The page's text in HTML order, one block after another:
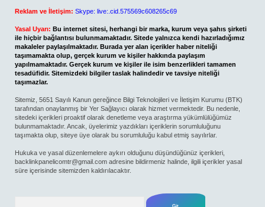
Reklam ve İletişim: Skype: live:.cid.575569c608265c69
Yasal Uyarı: Bu internet sitesi, herhangi bir marka, kurum veya şahıs şirketi
ile hiçbir bağlantısı bulunmamaktadır. Sitede yalnızca kendi hazırladığımız
makaleler paylaşılmaktadır. Burada yer alan içerikler haber niteliği
taşımamakta olup, gerçek kurum ve kişiler hakkında paylaşım
yapılmamaktadır. Gerçek kurum ve kişiler ile isim benzerlikleri tamamen
tesadüfidir. Sitemizdeki bilgiler taslak halindedir ve tavsiye niteliği
taşımazlar.
Sitemiz, 5651 Sayılı Kanun gereğince Bilgi Teknolojileri ve İletişim Kurumu (BTK)
tarafından onaylanmış bir Yer Sağlayıcı olarak hizmet vermektedir. Bu nedenle,
sitedeki içerikleri proaktif olarak denetleme veya araştırma yükümlülüğümüz
bulunmamaktadır. Ancak, üyelerimiz yazdıkları içeriklerin sorumluluğunu
taşımakta olup, siteye üye olarak bu sorumluluğu kabul etmiş sayılırlar.
Hukuka ve yasal düzenlemelere aykırı olduğunu düşündüğünüz içerikleri,
backlinkpanelicomtr@gmail.com adresine bildirmeniz halinde, ilgili içerikler yasal
süre içerisinde sitemizden kaldırılacaktır.